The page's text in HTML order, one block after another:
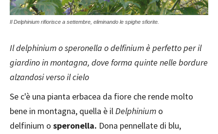
Il Delphinium rifiorisce a settembre, eliminando le spighe sfiorite.
Il delphinium o speronella o delfinium è perfetto per il
giardino in montagna, dove forma quinte nelle bordure
alzandosi verso il cielo
Se c'è una pianta erbacea da fiore che rende molto
bene in montagna, quella è ilDelphinium o
delfinium o speronella. Dona pennellate di blu,